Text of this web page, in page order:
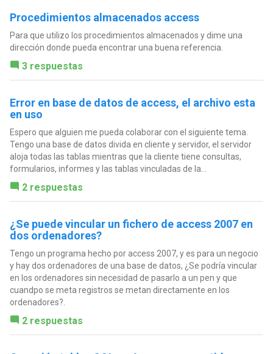
Procedimientos almacenados access
Para que utilizo los procedimientos almacenados y dime una
dirección donde pueda encontrar una buena referencia.
3 respuestas
Error en base de datos de access, el archivo esta
en uso
Espero que alguien me pueda colaborar con el siguiente tema.
Tengo una base de datos divida en cliente y servidor, el servidor
aloja todas las tablas mientras que la cliente tiene consultas,
formularios, informes y las tablas vinculadas de la...
2 respuestas
¿Se puede vincular un fichero de access 2007 en
dos ordenadores?
Tengo un programa hecho por access 2007, y es para un negocio
y hay dos ordenadores de una base de datos, ¿Se podría vincular
en los ordenadores sin necesidad de pasarlo a un pen y que
cuandpo se meta registros se metan directamente en los
ordenadores?.
2 respuestas